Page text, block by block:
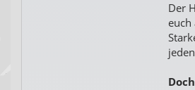
Der
euch